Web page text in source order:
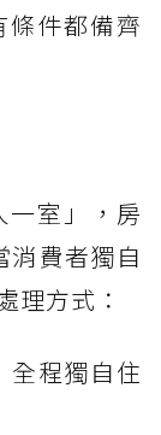
件都備齊
一室」，房
消費者獨自
理方式：
全程獨自住